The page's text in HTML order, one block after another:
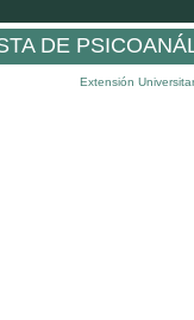
DE
Extensión